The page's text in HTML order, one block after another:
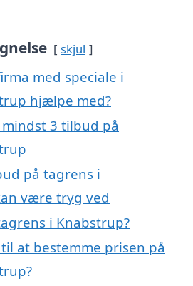
skjul
med speciale i
hjælpe med?
3 tilbud på
på tagrens i
være tryg ved
i Knabstrup?
at bestemme prisen på